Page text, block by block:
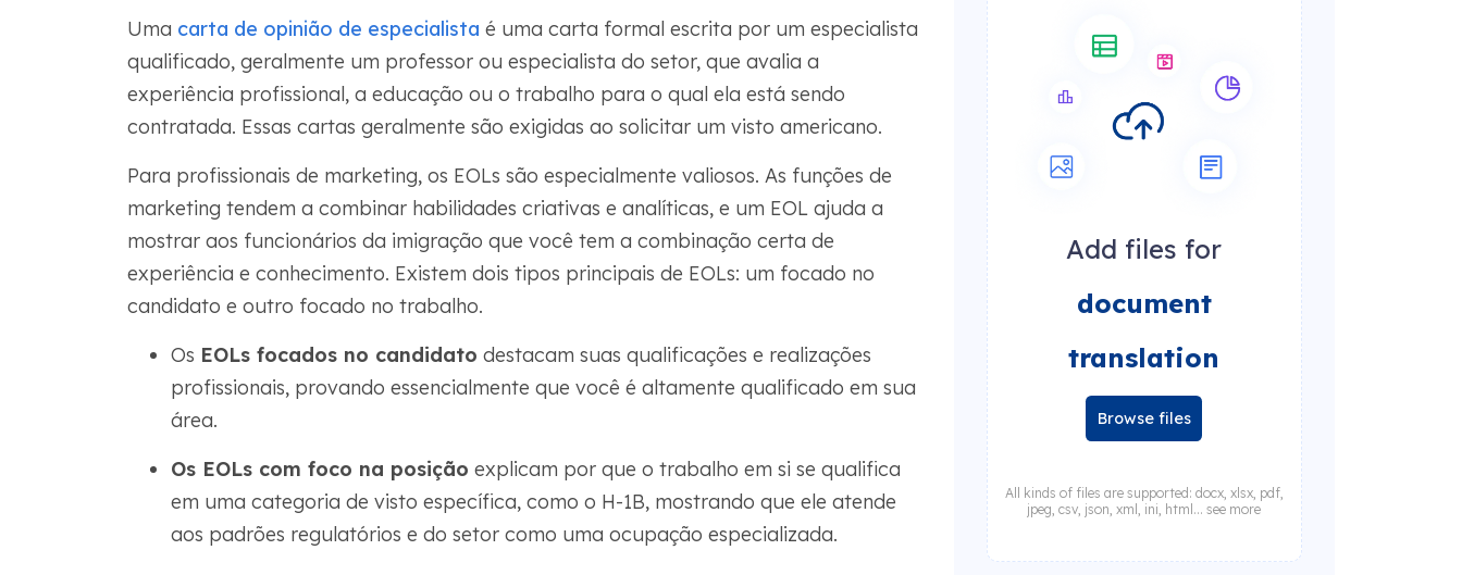
Uma carta de opinião de especialista é uma carta formal escrita por um especialista
qualificado, geralmente um professor ou especialista do setor, que avalia a
experiência profissional, a educação ou o trabalho para o qual ela está sendo
contratada. Essas cartas geralmente são exigidas ao solicitar um visto americano.
Para profissionais de marketing, os EOLs são especialmente valiosos. As funções de
marketing tendem a combinar habilidades criativas e analíticas, e um EOL ajuda a
mostrar aos funcionários da imigração que você tem a combinação certa de
experiência e conhecimento. Existem dois tipos principais de EOLs: um focado no
candidato e outro focado no trabalho.
Os EOLs focados no candidato destacam suas qualificações e realizações
profissionais, provando essencialmente que você é altamente qualificado em sua
área.
Os EOLs com foco na posição explicam por que o trabalho em si se qualifica
em uma categoria de visto específica, como o H-1B, mostrando que ele atende
aos padrões regulatórios e do setor como uma ocupação especializada.
Add files for
document
translation
Browse files
All kinds of files are supported: docx, xlsx, pdf,
jpeg, csv, json, xml, ini, html... see more